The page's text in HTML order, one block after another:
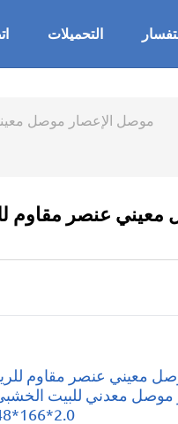
التحميلات
موصل الإعصار موصل معيني
معيني عنصر مقاوم
معدني للبيت
2.0*166*148